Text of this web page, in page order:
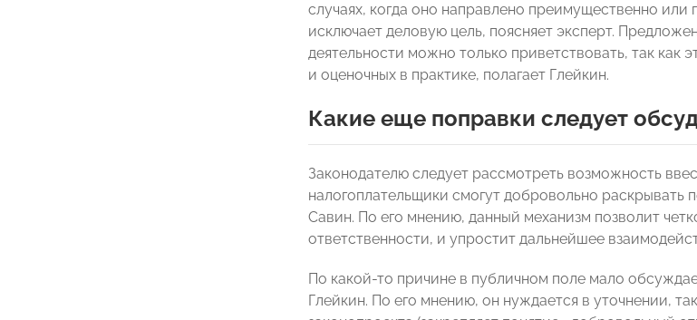
случаях, когда оно направлено преимущественно
исключает деловую цель, поясняет эксперт.
деятельности можно только приветствовать, так как
и оценочных в практике, полагает Глейкин.
Какие еще поправки следует
Законодателю следует рассмотреть возможность
налогоплательщики смогут добровольно раскрывать
Савин. По его мнению, данный механизм позволит
ответственности, и упростит дальнейшее
По какой-то причине в публичном поле мало
Глейкин. По его мнению, он нуждается в уточнении,